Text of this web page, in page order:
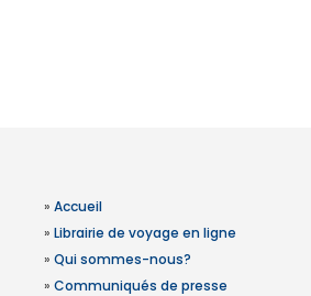
» Accueil
» Librairie de voyage en ligne
» Qui sommes-nous?
» Communiqués de presse